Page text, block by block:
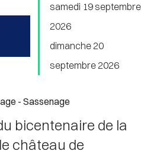
samedi 19 septembre
2026
dimanche 20
septembre 2026
- Sassenage
bicentenaire de la
château de